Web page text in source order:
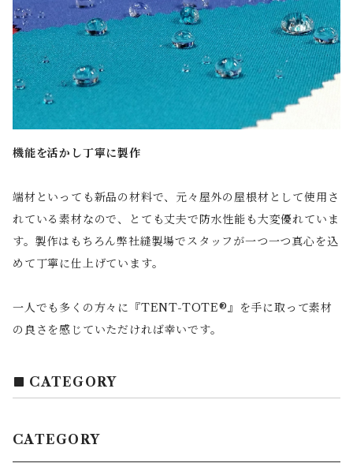
機能を活かし丁寧に製作
端材といっても新品の材料で、元々屋外の屋根材として使用さ
れている素材なので、とても丈夫で防水性能も大変優れていま
す。製作はもちろん弊社縫製場でスタッフが一つ一つ真心を込
めて丁寧に仕上げています。
一人でも多くの方々に『TENT-TOTE®』を手に取って素材
の良さを感じていただければ幸いです。
CATEGORY
CATEGORY